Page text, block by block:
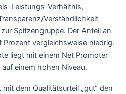
Leistungs-Verhältnis,
Verständlichkeit
Spitzengruppe. Der Anteil an
vergleichsweise niedrig.
liegt mit einem Net Promoter
einem hohen Niveau.
dem Qualitätsurteil „gut“ den